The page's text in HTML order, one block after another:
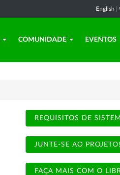
English
COMUNIDADE EVENTOS
REQUISITOS DE
JUNTE-SE AO PROJETO!
FAÇA MAIS COM O